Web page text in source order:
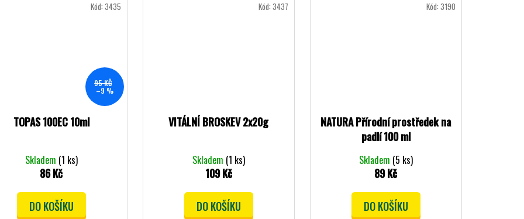
95 KČ
–9 %
TOPAS 100EC 10ml
Skladem (1 ks)
86 Kč
DO KOŠÍKU
Kód: 3435
VITÁLNÍ BROSKEV 2x20g
Skladem (1 ks)
109 Kč
DO KOŠÍKU
Kód: 3437
NATURA Přírodní prostředek na
padlí 100 ml
Skladem (5 ks)
89 Kč
DO KOŠÍKU
Kód: 3190